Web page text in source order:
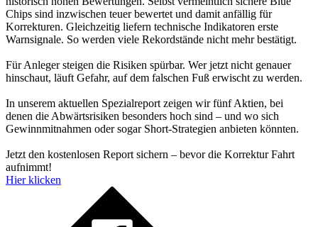
Chips sind inzwischen teuer bewertet und damit anfällig für
Korrekturen. Gleichzeitig liefern technische Indikatoren erste
Warnsignale. So werden viele Rekordstände nicht mehr bestätigt.
Für Anleger steigen die Risiken spürbar. Wer jetzt nicht genauer
hinschaut, läuft Gefahr, auf dem falschen Fuß erwischt zu werden.
In unserem aktuellen Spezialreport zeigen wir fünf Aktien, bei
denen die Abwärtsrisiken besonders hoch sind – und wo sich
Gewinnmitnahmen oder sogar Short-Strategien anbieten könnten.
Jetzt den kostenlosen Report sichern – bevor die Korrektur Fahrt
aufnimmt!
Hier klicken